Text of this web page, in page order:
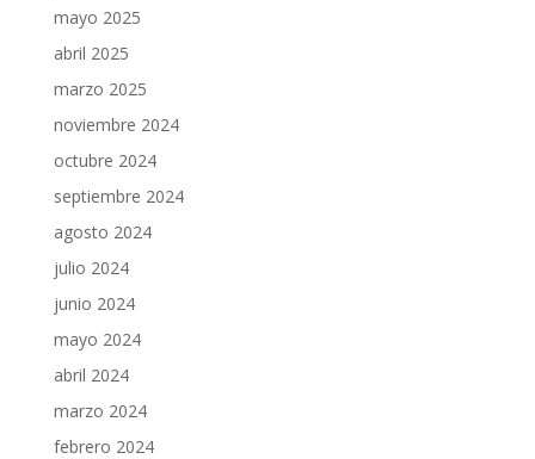
mayo 2025
abril 2025
marzo 2025
noviembre 2024
octubre 2024
septiembre 2024
agosto 2024
julio 2024
junio 2024
mayo 2024
abril 2024
marzo 2024
febrero 2024